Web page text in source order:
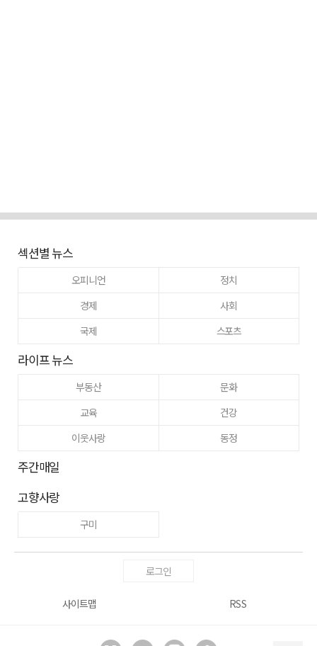
섹션별 뉴스
오피니언
정치
경제
사회
국제
스포츠
라이프 뉴스
부동산
문화
교육
건강
이웃사랑
동정
주간매일
고향사랑
구미
로그인
사이트맵 RSS